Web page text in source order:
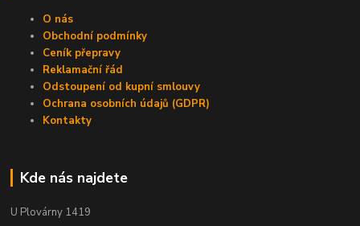
O nás
Obchodní podmínky
Ceník přepravy
Reklamační řád
Odstoupení od kupní smlouvy
Ochrana osobních údajů (GDPR)
Kontakty
Kde nás najdete
U Plovárny 1419